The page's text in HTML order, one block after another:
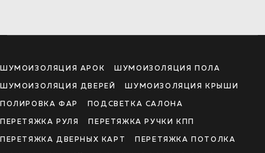
ШУМОИЗОЛЯЦИЯ АРОК ШУМОИЗОЛЯЦИЯ ПОЛА
ШУМОИЗОЛЯЦИЯ ДВЕРЕЙ ШУМОИЗОЛЯЦИЯ КРЫШИ
ПОЛИРОВКА ФАР ПОДСВЕТКА САЛОНА
ПЕРЕТЯЖКА РУЛЯ ПЕРЕТЯЖКА РУЧКИ КПП
ПЕРЕТЯЖКА ДВЕРНЫХ КАРТ ПЕРЕТЯЖКА ПОТОЛКА